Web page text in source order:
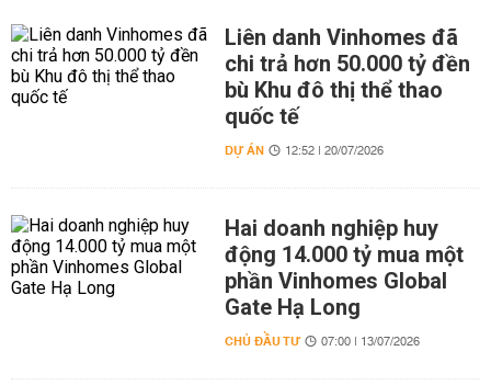
Liên danh Vinhomes đã
chi trả hơn 50.000 tỷ đền
bù Khu đô thị thể thao
quốc tế
DỰ ÁN 12:52 | 20/07/2026
Hai doanh nghiệp huy
động 14.000 tỷ mua một
phần Vinhomes Global
Gate Hạ Long
CHỦ ĐẦU TƯ 07:00 | 13/07/2026